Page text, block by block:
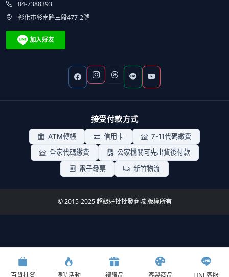
04-7388393
彰化市彰南路三段477-2號
接受付款方式
ATM轉帳 信用卡
7-11代碼繳費
全家代碼繳費
公家機關可先出貨後付款
電子發票
新竹物流
© 2015-2025 超級好批批發商城 版權所有
開學季批貨節 9.3折 暑假旅遊好物批貨節
百貨批發 限時活動 禮贈品 客製商品 LINE客服